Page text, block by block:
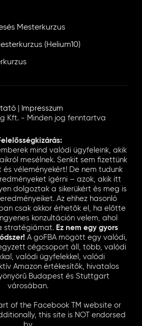
Mesterkurzus
(Helium10)
Impresszum
Kft. - Minden jog fenntartva
mind valódi ügyfeleink, akik
mesélnek. Senkit sem fizettünk
véleményekért! De nem tudunk
ígérni – azok, akik itt
dolgoztak a sikerükért és meg is
Az ehhez hasonló
csak akkor érhetők el, ha előtte
konzultáción velem, ahol
stratégiámat. Ez nem egy gyors
A goFBA mögött egy valódi,
cégcsoport áll, több, valódi
valódi ügyfelekkel, valódi
Amazon értékesítők, hivatalos
Budapest és Stuttgart
városában.
of the Facebook TM website or
this site is NOT endorsed